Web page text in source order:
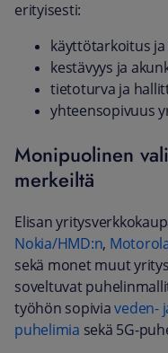
erityisesti:
käyttötarkoitus
kestävyys ja
tietoturva ja
yhteensopivuus
Monipuolinen
merkeiltä
​Elisan
Nokia/HMD:n,
sekä monet muut
soveltuvat
työhön sopiviaveden-
puhelimia sekä 5G-